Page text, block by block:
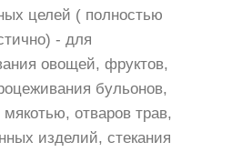
целей ( полностью
- для
овощей, фруктов,
бульонов,
мякотью, отваров трав,
изделий, стекания